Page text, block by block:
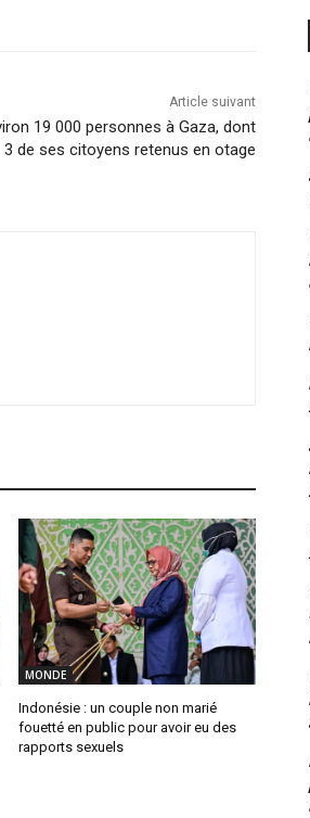
Article suivant
19 000 personnes à Gaza, dont
3 de ses citoyens retenus en otage
MONDE
Indonésie : un couple non marié
fouetté en public pour avoir eu des
rapports sexuels